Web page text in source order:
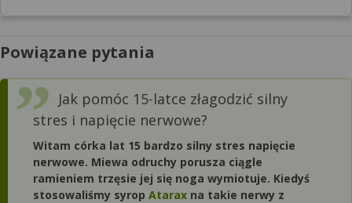
Powiązane pytania
Jak pomóc 15-latce złagodzić silny
stres i napięcie nerwowe?
Witam córka lat 15 bardzo silny stres napięcie
nerwowe. Miewa odruchy porusza ciągle
ramieniem trzęsie jej się noga wymiotuje. Kiedyś
stosowaliśmy syrop Atarax na takie nerwy z